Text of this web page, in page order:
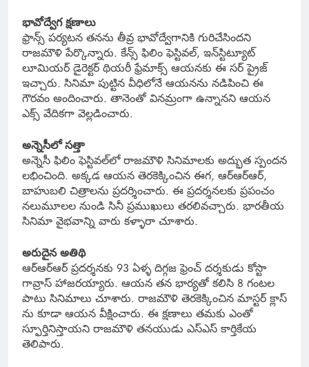
భావోద్వేగ క్షణాలు
ఫ్రాన్స్ పర్యటన తనను తీవ్ర భావోద్వేగానికి గురిచేసిందని
రాజమౌళి పేర్కొన్నారు. కేన్స్ ఫిలిం ఫెస్టివల్, ఇన్‌స్టిట్యూట్
లూమియర్ డైరెక్టర్ థియరీ ఫ్రేమాక్స్ ఆయనకు ఈ సర్ ప్రైజ్
ఇచ్చారు. సినిమా పుట్టిన వీధిలోనే ఆయనను నడిపించి ఈ
గౌరవం అందించారు. తానెంతో వినమ్రంగా ఉన్నానని ఆయన
ఎక్స్ వేదికగా వెల్లడించారు.
అన్నెసీలో సత్తా
అన్నెసీ ఫిలిం ఫెస్టివల్‌లో రాజమౌళి సినిమాలకు అద్భుత స్పందన
లభించింది. అక్కడ ఆయన తెరకెక్కించిన ఈగ, ఆర్ఆర్ఆర్,
బాహుబలి చిత్రాలను ప్రదర్శించారు. ఈ ప్రదర్శనలకు ప్రపంచం
నలుమూలల నుండి సినీ ప్రముఖులు తరలివచ్చారు. భారతీయ
సినిమా వైభవాన్ని వారు కళ్ళారా చూశారు.
అరుదైన అతిథి
ఆర్ఆర్ఆర్ ప్రదర్శనకు 93 ఏళ్ళ దిగ్గజ ఫ్రెంచ్ దర్శకుడు కోస్టా
గావ్రాస్ హాజరయ్యారు. ఆయన తన భార్యతో కలిసి 8 గంటల
పాటు సినిమాలు చూశారు. రాజమౌళి తెరకెక్కించిన మాస్టర్ క్లాస్
ను కూడా ఆయన వీక్షించారు. ఈ క్షణాలు తమకు ఎంతో
స్ఫూర్తినిస్తాయని రాజమౌళి తనయుడు ఎస్ఎస్ కార్తికేయ
తెలిపారు.